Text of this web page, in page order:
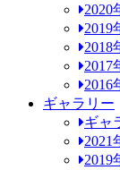
2020
2019
2018
2017
2016
ギャラリー
ギャ
2021
2019